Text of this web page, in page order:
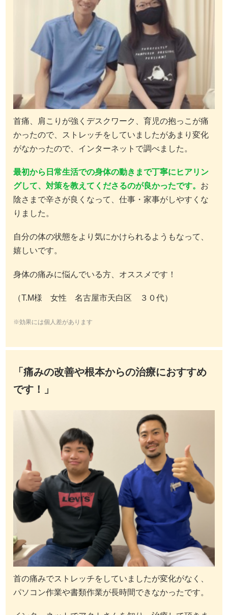
首痛、肩こりが強くデスクワーク、育児の抱っこが痛
かったので、ストレッチをしていましたがあまり変化
がなかったので、インターネットで調べました。
最初から日常生活での身体の動きまで丁寧にヒアリン
グして、対策を教えてくださるのが良かったです。 お
陰さまで辛さが良くなって、仕事・家事がしやすくな
りました。
自分の体の状態をより気にかけられるようもなって、
嬉しいです。
身体の痛みに悩んでいる方、オススメです！
（T.M様 女性 名古屋市天白区 ３０代）
※効果には個人差があります
「痛みの改善や根本からの治療におすすめ
です！」
首の痛みでストレッチをしていましたが変化がなく、
パソコン作業や書類作業が長時間できなかったです。